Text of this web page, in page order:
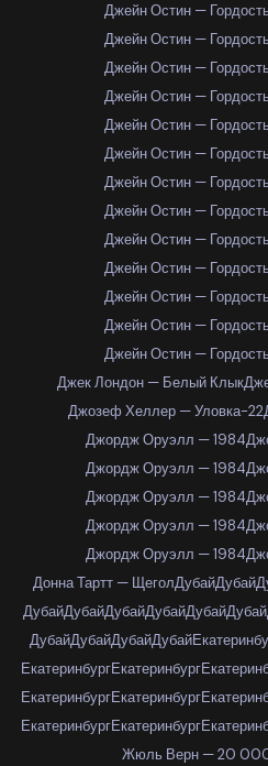
Джейн Остин —
Джейн Остин —
Джейн Остин —
Джейн Остин —
Джейн Остин —
Джейн Остин —
Джейн Остин —
Джейн Остин —
Джейн Остин —
Джейн Остин —
Джейн Остин —
Джейн Остин —
Джейн Остин —
Джек Лондон — Белый Клык
Джозеф Хеллер — Уловка-22
Джордж Оруэлл — 1984
Джордж Оруэлл — 1984
Джордж Оруэлл — 1984
Джордж Оруэлл — 1984
Джордж Оруэлл — 1984
Донна Тартт — ЩеголДубайДубай
ДубайДубайДубайДубайДубайДубай
ДубайДубайДубайДубай
ЕкатеринбургЕкатеринбург
ЕкатеринбургЕкатеринбург
ЕкатеринбургЕкатеринбург
Жюль Верн — 20 000